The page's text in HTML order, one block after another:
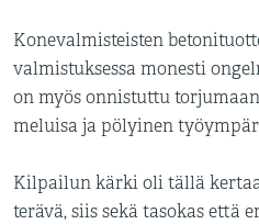
Konevalmisteisten
valmistuksessa monesti
on myös onnistuttu
meluisa ja pölyinen
Kilpailun kärki oli tällä
terävä, siis sekä tasokas että